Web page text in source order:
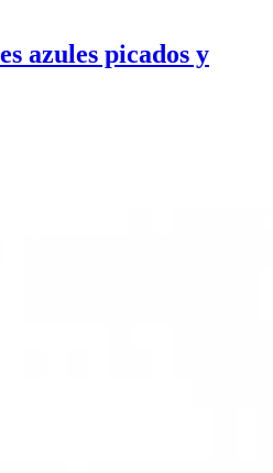
azules picados y